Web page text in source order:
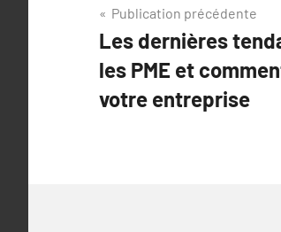
Navigation
de
l’article
Publication précédente
Les dernières
les PME et
votre entreprise